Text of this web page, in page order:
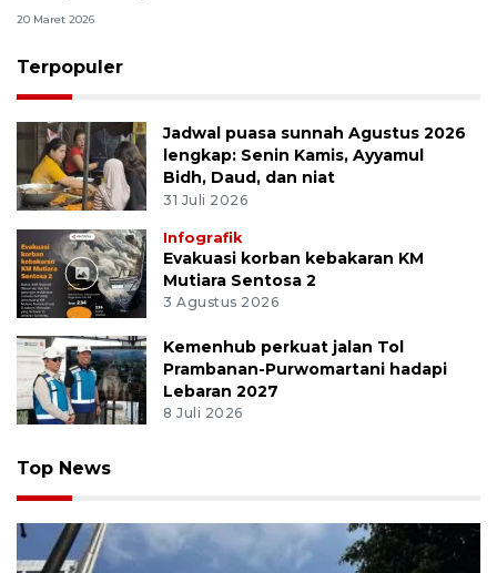
20 Maret 2026
Terpopuler
Jadwal puasa sunnah Agustus 2026
lengkap: Senin Kamis, Ayyamul
Bidh, Daud, dan niat
31 Juli 2026
Infografik
Evakuasi korban kebakaran KM
Mutiara Sentosa 2
3 Agustus 2026
Kemenhub perkuat jalan Tol
Prambanan-Purwomartani hadapi
Lebaran 2027
8 Juli 2026
Top News